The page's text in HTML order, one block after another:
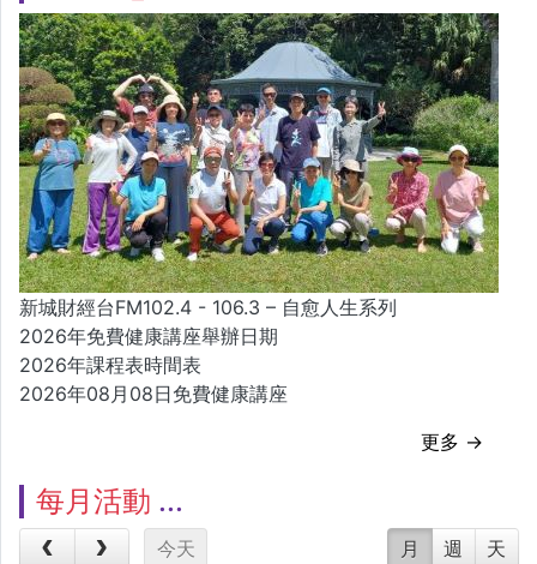
新城財經台FM102.4 - 106.3 – 自愈人生系列
2026年免費健康講座舉辦日期
2026年課程表時間表
2026年08月08日免費健康講座
更多 →
每月活動
今天 月 週 天